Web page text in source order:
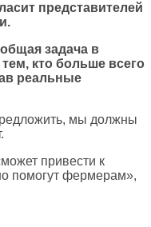
представителей
задача в
кто больше всего
реальные
мы должны
привести к
помогут фермерам»,